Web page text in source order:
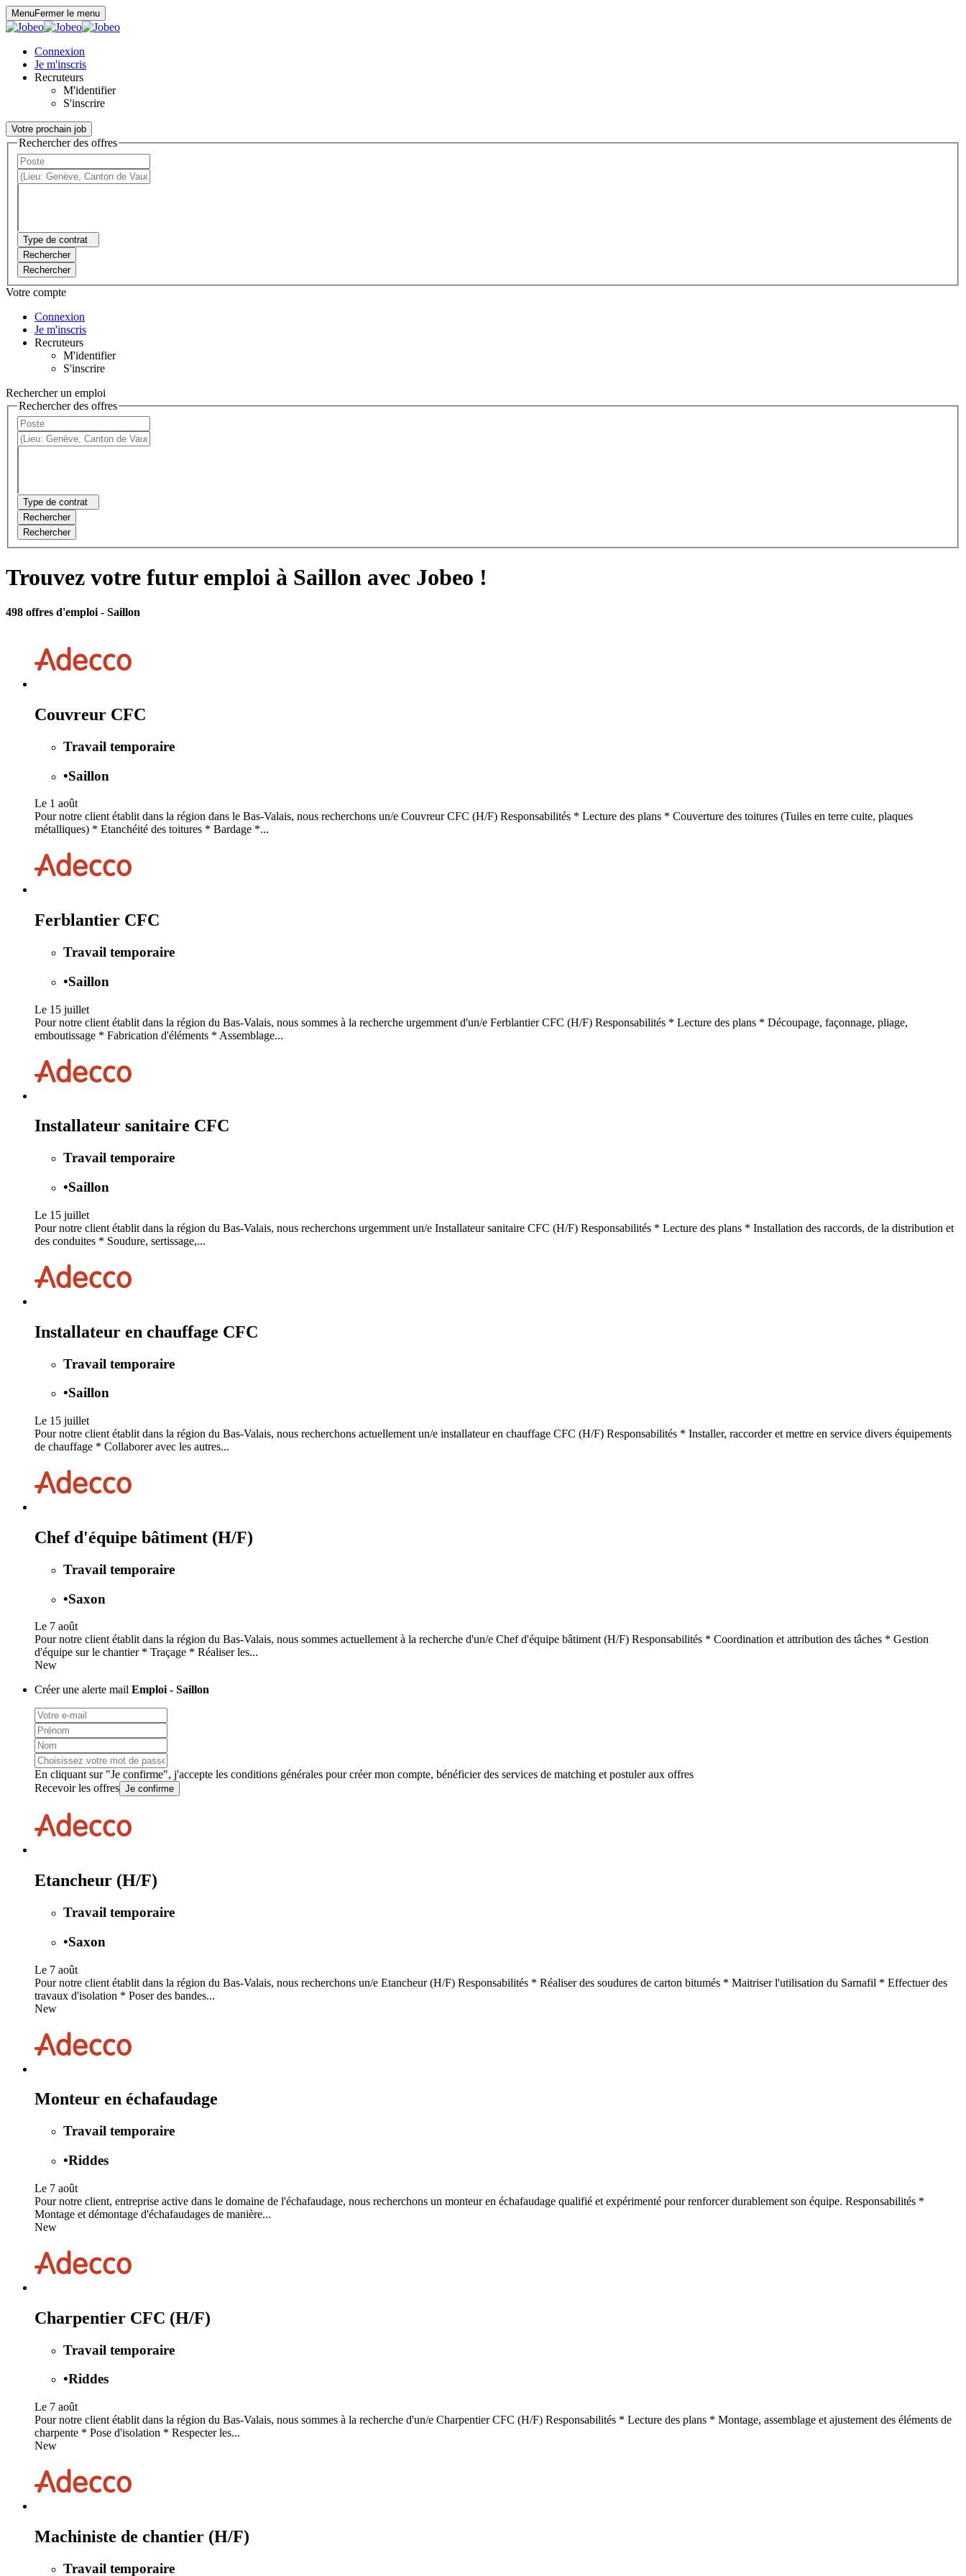
MenuFermer le menu
Connexion
Je m'inscris
Recruteurs
M'identifier
S'inscrire
Votre prochain job
Rechercher des offres
Type de contrat
Rechercher
Rechercher
Votre compte
Connexion
Je m'inscris
Recruteurs
M'identifier
S'inscrire
Rechercher un emploi
Rechercher des offres
Type de contrat
Rechercher
Rechercher
Trouvez votre futur emploi à Saillon avec Jobeo !
498 offres d'emploi - Saillon
Couvreur CFC
Travail temporaire
•Saillon
Le 1 août
Pour notre client établit dans la région dans le Bas-Valais, nous recherchons un/e Couvreur CFC (H/F) Responsabilités * Lecture des plans * Couverture des toitures (Tuiles en terre cuite, plaques
métalliques) * Etanchéité des toitures * Bardage *...
Ferblantier CFC
Travail temporaire
•Saillon
Le 15 juillet
Pour notre client établit dans la région du Bas-Valais, nous sommes à la recherche urgemment d'un/e Ferblantier CFC (H/F) Responsabilités * Lecture des plans * Découpage, façonnage, pliage,
emboutissage * Fabrication d'éléments * Assemblage...
Installateur sanitaire CFC
Travail temporaire
•Saillon
Le 15 juillet
Pour notre client établit dans la région du Bas-Valais, nous recherchons urgemment un/e Installateur sanitaire CFC (H/F) Responsabilités * Lecture des plans * Installation des raccords, de la distribution et
des conduites * Soudure, sertissage,...
Installateur en chauffage CFC
Travail temporaire
•Saillon
Le 15 juillet
Pour notre client établit dans la région du Bas-Valais, nous recherchons actuellement un/e installateur en chauffage CFC (H/F) Responsabilités * Installer, raccorder et mettre en service divers équipements
de chauffage * Collaborer avec les autres...
Chef d'équipe bâtiment (H/F)
Travail temporaire
•Saxon
Le 7 août
Pour notre client établit dans la région du Bas-Valais, nous sommes actuellement à la recherche d'un/e Chef d'équipe bâtiment (H/F) Responsabilités * Coordination et attribution des tâches * Gestion
d'équipe sur le chantier * Traçage * Réaliser les...
New
Créer une alerte mail Emploi - Saillon
En cliquant sur "Je confirme", j'accepte les conditions générales pour créer mon compte, bénéficier des services de matching et postuler aux offres
Recevoir les offres Je confirme
Etancheur (H/F)
Travail temporaire
•Saxon
Le 7 août
Pour notre client établit dans la région du Bas-Valais, nous recherchons un/e Etancheur (H/F) Responsabilités * Réaliser des soudures de carton bitumés * Maitriser l'utilisation du Sarnafil * Effectuer des
travaux d'isolation * Poser des bandes...
New
Monteur en échafaudage
Travail temporaire
•Riddes
Le 7 août
Pour notre client, entreprise active dans le domaine de l'échafaudage, nous recherchons un monteur en échafaudage qualifié et expérimenté pour renforcer durablement son équipe. Responsabilités *
Montage et démontage d'échafaudages de manière...
New
Charpentier CFC (H/F)
Travail temporaire
•Riddes
Le 7 août
Pour notre client établit dans la région du Bas-Valais, nous sommes à la recherche d'un/e Charpentier CFC (H/F) Responsabilités * Lecture des plans * Montage, assemblage et ajustement des éléments de
charpente * Pose d'isolation * Respecter les...
New
Machiniste de chantier (H/F)
Travail temporaire
Panneau de gestion des cookies